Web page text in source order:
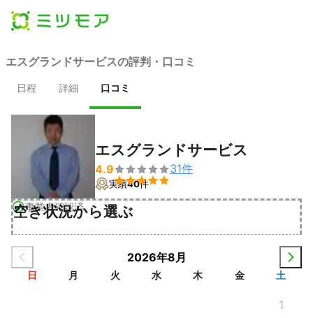
エスグランドサービスの評判・口コミ
日程 詳細 口コミ
事業者確認済
エスグランドサービス
4.9

31件
実績40件
空き状況から選ぶ
2026年8月
日 月 火 水 木 金 土
1